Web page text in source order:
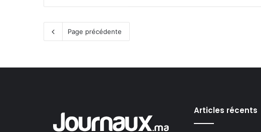
Page précédente
Articles récents